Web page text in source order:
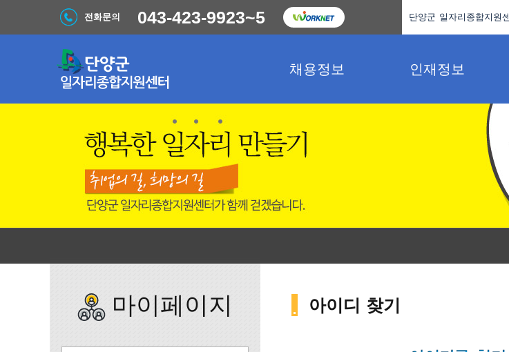
채용정보 인재정보
전화문의 043-423-9923~5 단양군 일자리종합지원
아이디 찾기
마이페이지